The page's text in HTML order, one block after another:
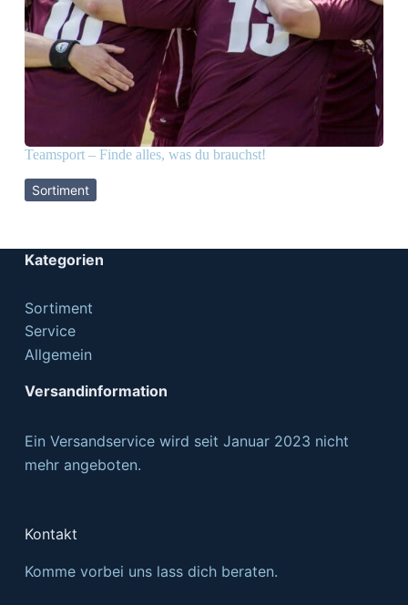
Teamsport – Finde alles, was du brauchst!
Sortiment
Kategorien
Sortiment
Service
Allgemein
Versandinformation
Ein Versandservice wird seit Januar 2023 nicht
mehr angeboten.
Kontakt
Komme vorbei uns lass dich beraten.